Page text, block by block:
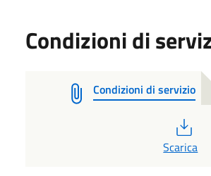
Condizioni di
Condizioni di servizio
Scarica